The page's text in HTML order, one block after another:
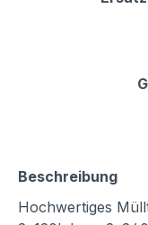
Beschreibung
Hochwertiges